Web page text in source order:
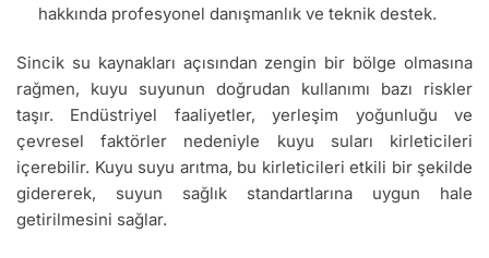
hakkında profesyonel danışmanlık ve teknik destek.
Sincik su kaynakları açısından zengin bir bölge olmasına
rağmen, kuyu suyunun doğrudan kullanımı bazı riskler
taşır. Endüstriyel faaliyetler, yerleşim yoğunluğu ve
çevresel faktörler nedeniyle kuyu suları kirleticileri
içerebilir. Kuyu suyu arıtma, bu kirleticileri etkili bir şekilde
gidererek, suyun sağlık standartlarına uygun hale
getirilmesini sağlar.